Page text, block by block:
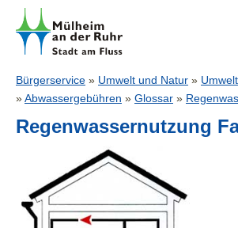
Bürgerservice » Umwelt und Natur »
»Abwassergebühren » Glossar »
Regenwassernutzung